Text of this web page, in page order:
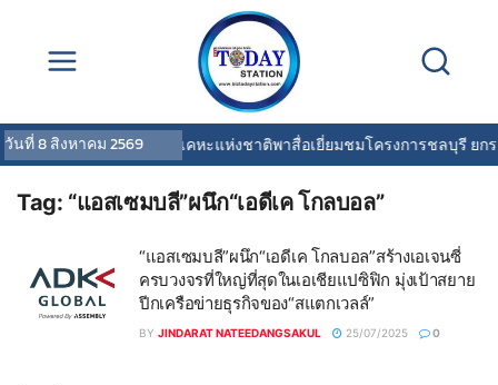
วันที่8 สิงหาคม 2569 การเคหะแห่งชาติพาสื่อเยี่ยมชมโครงการชลบุรี ยก
Tag: “แอสเซมบลี”ผนึก“เอดีเค โกลบอล”
“แอสเซมบลี”ผนึก“เอดีเค โกลบอล”สร้างเอเจนซี่
ครบวงจรที่ใหญ่ที่สุดในเอเชียแปซิฟิก มุ่งเป้าสยาย
ปีกเครือข่ายธุรกิจของ“สแตกเวลล์”
BY JINDARAT NATEEDANGSAKUL 25/07/2025 0